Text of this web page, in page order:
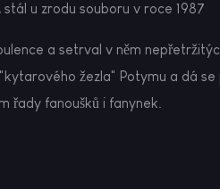
u zrodu souboru v roce 1987
a setrval v něm
žezla" Potymu a dá
řady fanoušků i fanynek.